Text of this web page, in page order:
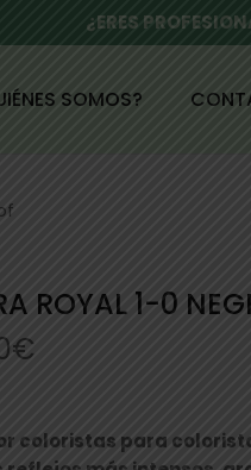
¿ERES
SOMOS?
ROYAL 1-0
€
coloristas para